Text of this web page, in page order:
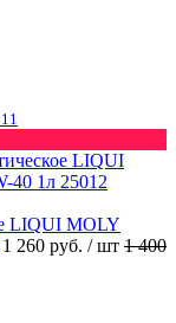
11
LIQUI MOLY
1 260 руб. / шт 1 400